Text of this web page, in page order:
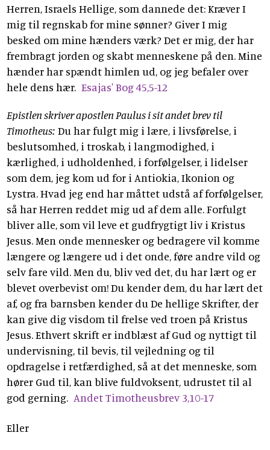
Herren, Israels Hellige, som dannede det: Kræver I
mig til regnskab for mine sønner? Giver I mig
besked om mine hænders værk? Det er mig, der har
frembragt jorden og skabt menneskene på den. Mine
hænder har spændt himlen ud, og jeg befaler over
hele dens hær. Esajas' Bog 45,5-12
Epistlen skriver apostlen Paulus i sit andet brev til
Timotheus: Du har fulgt mig i lære, i livsførelse, i
beslutsomhed, i troskab, i langmodighed, i
kærlighed, i udholdenhed, i forfølgelser, i lidelser
som dem, jeg kom ud for i Antiokia, Ikonion og
Lystra. Hvad jeg end har måttet udstå af forfølgelser,
så har Herren reddet mig ud af dem alle. Forfulgt
bliver alle, som vil leve et gudfrygtigt liv i Kristus
Jesus. Men onde mennesker og bedragere vil komme
længere og længere ud i det onde, føre andre vild og
selv fare vild. Men du, bliv ved det, du har lært og er
blevet overbevist om! Du kender dem, du har lært det
af, og fra barnsben kender du De hellige Skrifter, der
kan give dig visdom til frelse ved troen på Kristus
Jesus. Ethvert skrift er indblæst af Gud og nyttigt til
undervisning, til bevis, til vejledning og til
opdragelse i retfærdighed, så at det menneske, som
hører Gud til, kan blive fuldvoksent, udrustet til al
god gerning. Andet Timotheusbrev 3,10-17
Eller